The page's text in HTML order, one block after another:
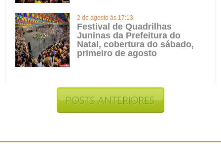
2 de agosto às 17:13
Festival de Quadrilhas
Juninas da Prefeitura do
Natal, cobertura do sábado,
primeiro de agosto